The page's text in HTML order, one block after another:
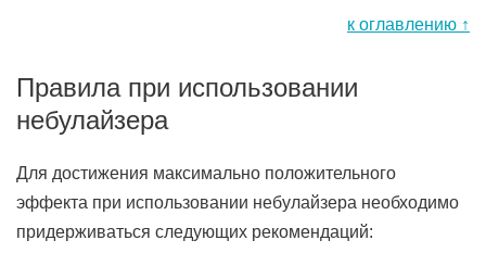
к оглавлению ↑
Правила при использовании
небулайзера
Для достижения максимально положительного
эффекта при использовании небулайзера необходимо
придерживаться следующих рекомендаций: